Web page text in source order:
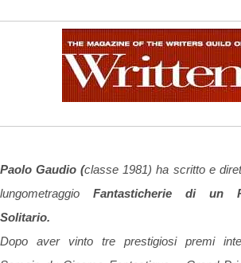
Paolo Gaudio (classe 1981) ha scritto e
lungometraggio Fantasticherie di un
Solitario.
Dopo aver vinto tre prestigiosi premi